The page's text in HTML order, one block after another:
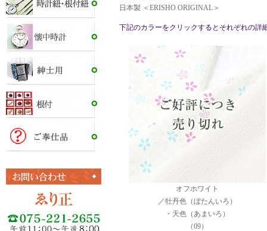
日本製 ＜ERISHO ORIGINAL＞
下記のカラーをクリックするとそれぞれの詳
オフホワイト
／牡丹色（ぼたんいろ）
・天色（あまいろ）
（09）